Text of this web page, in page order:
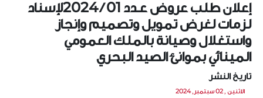
إعلان طلب عروض عـدد 01 / 2024لإسناد
لزمات لغرض تمويل وتصميم وإنجاز
واستغلال وصيانة بالملك العمومي
المينائي بموانئ الصيد البحري
تاريخ النشر
الاثنين , 02 سبتمبر, 2024